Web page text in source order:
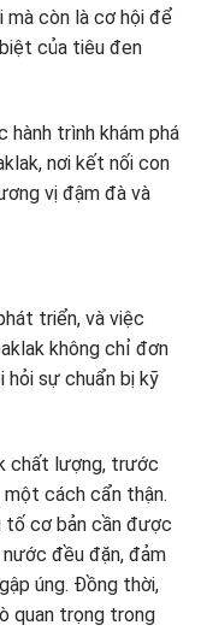
mà còn là cơ hội để
của tiêu đen
hành trình khám phá
nơi kết nối con
vị đậm đà và
triển, và việc
không chỉ đơn
hỏi sự chuẩn bị kỹ
chất lượng, trước
cách cẩn thận.
tố cơ bản cần được
đều đặn, đảm
úng. Đồng thời,
quan trọng trong